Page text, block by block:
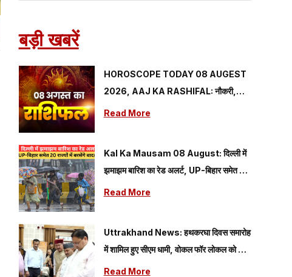
बड़ी खबरें
HOROSCOPE TODAY 08 AUGEST
2026, AAJ KA RASHIFAL: नौकरी,
व्यापार, धन और परिवार के लिए कैसा रहेगा आज का
Read More
Kal Ka Mausam 08 August: दिल्ली में
झमाझम बारिश का रेड अलर्ट, UP-बिहार समेत 20
राज्यों में बरसेंगे बादल; यहां पढ़े 08 अगस्त का कैसा
Read More
Uttrakhand News: हथकरघा दिवस समारोह
में शामिल हुए सीएम धामी, वोकल फॉर लोकल को दिया
गया प्रोत्साहन
Read More